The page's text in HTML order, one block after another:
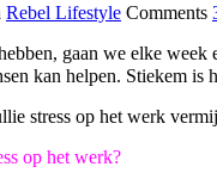
Rebel Lifestyle Comments
gaan we elke
kan helpen. Stiekem
stress op het werk
op het werk?